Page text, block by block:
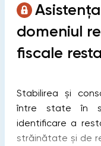
domeniul
fiscale
Stabilirea și
între state în
identificare a
străinătate și de